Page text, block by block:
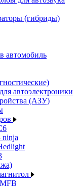
(гибриды)
автомобиль
автоэлектроники
(АЗУ)